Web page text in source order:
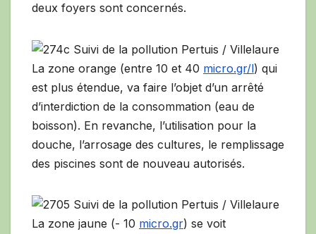
deux foyers sont concernés.
La zone orange (entre 10 et 40 micro.gr/l) qui
est plus étendue, va faire l’objet d’un arrêté
d’interdiction de la consommation (eau de
boisson). En revanche, l’utilisation pour la
douche, l’arrosage des cultures, le remplissage
des piscines sont de nouveau autorisés.
La zone jaune (- 10 micro.gr) se voit